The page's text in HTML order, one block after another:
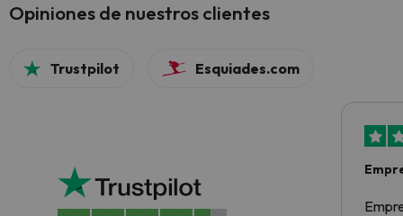
Opiniones de nuestros clientes
Trustpilot Esquiades.com